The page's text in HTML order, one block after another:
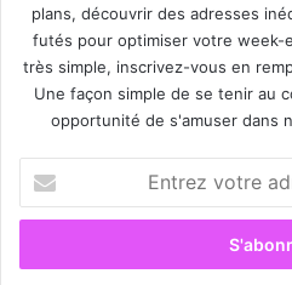
plans, découvrir des adresses
futés pour optimiser votre week-
très simple, inscrivez-vous en
Une façon simple de se tenir au
opportunité de s'amuser dans
t
e